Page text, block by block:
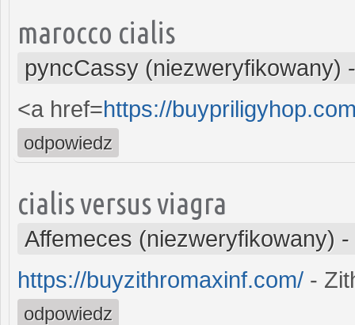
marocco cialis
pyncCassy (niezweryfikowany)
<a href=https://
odpowiedz
cialis versus viagra
Affemeces (niezweryfikowany) -
https://buyzithromaxinf.com/ -
odpowiedz